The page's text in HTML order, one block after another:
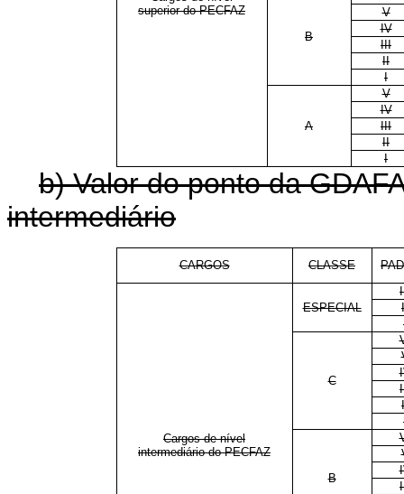
superior do PECFAZ
B
V
IV
III
II
I
A
V
IV
III
II
I
b) Valor do ponto da
intermediário
CARGOS CLASSE
Cargos de nível
intermediário do PECFAZ
ESPECIAL
C
B